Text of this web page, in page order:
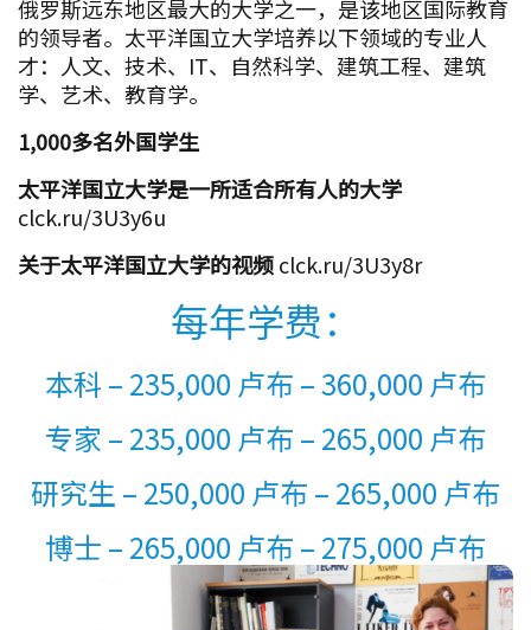
俄罗斯远东地区最大的大学之一，是该地区国际教育
的领导者。太平洋国立大学培养以下领域的专业人
才：人文、技术、IT、自然科学、建筑工程、建筑
学、艺术、教育学。
1,000多名外国学生
太平洋国立大学是一所适合所有人的大学
clck.ru/3U3y6u
关于太平洋国立大学的视频clck.ru/3U3y8r
每年学费：
本科 – 235,000 卢布 – 360,000 卢布
专家 – 235,000 卢布 – 265,000 卢布
研究生 – 250,000 卢布 – 265,000 卢布
博士 – 265,000 卢布 – 275,000 卢布